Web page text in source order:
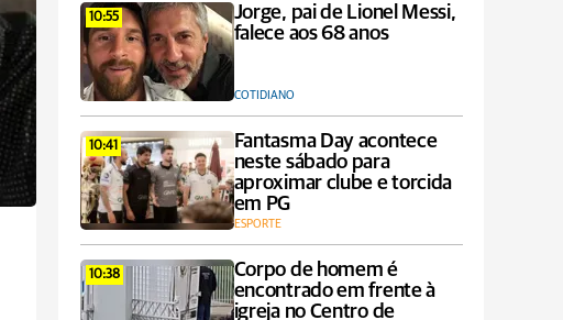
10:55
Jorge, pai de Lionel Messi,
falece aos 68 anos
COTIDIANO
10:41
Fantasma Day acontece
neste sábado para
aproximar clube e torcida
em PG
ESPORTE
10:38
Corpo de homem é
encontrado em frente à
igreja no Centro de